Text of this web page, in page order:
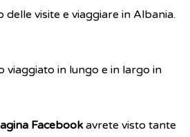
visite e viaggiare in Albania.
viaggiato in lungo e in largo in
Facebookavrete visto tante